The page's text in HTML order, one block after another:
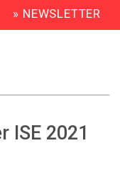
» NEWSLETTER
ISE 2021